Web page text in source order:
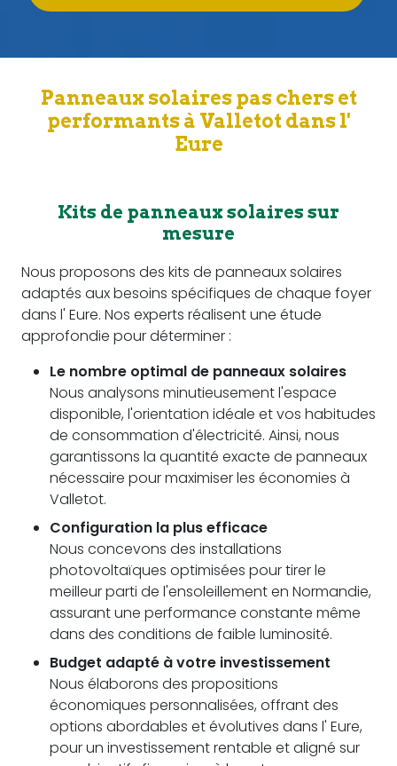
Panneaux solaires pas chers et
performants à Valletot dans l'
Eure
Kits de panneaux solaires sur
mesure
Nous proposons des kits de panneaux solaires
adaptés aux besoins spécifiques de chaque foyer
dans l' Eure. Nos experts réalisent une étude
approfondie pour déterminer :
Le nombre optimal de panneaux solaires
Nous analysons minutieusement l'espace
disponible, l'orientation idéale et vos habitudes
de consommation d'électricité. Ainsi, nous
garantissons la quantité exacte de panneaux
nécessaire pour maximiser les économies à
Valletot.
Configuration la plus efficace
Nous concevons des installations
photovoltaïques optimisées pour tirer le
meilleur parti de l'ensoleillement en Normandie,
assurant une performance constante même
dans des conditions de faible luminosité.
Budget adapté à votre investissement
Nous élaborons des propositions
économiques personnalisées, offrant des
options abordables et évolutives dans l' Eure,
pour un investissement rentable et aligné sur